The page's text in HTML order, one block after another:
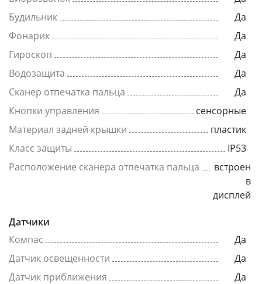
Будильник
Да
Фонарик
Да
Гироскоп
Да
Водозащита
Да
Сканер отпечатка пальца
Да
Кнопки управления
сенсорные
Материал задней крышки
пластик
Класс защиты
IP53
Расположение сканера отпечатка пальца
встроен
в
дисплей
Датчики
Компас
Да
Датчик освещенности
Да
Датчик приближения
Да